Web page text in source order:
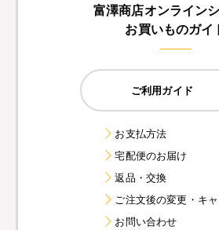
富澤商店オンライン
お買いものガイ
ご利用ガイド
お支払方法
宅配便のお届け
返品・交換
ご注文後の変更・キ
お問い合わせ